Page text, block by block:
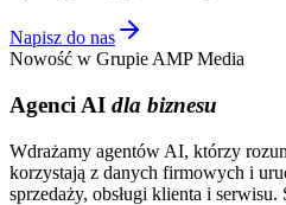
Napisz do nas
Nowość w Grupie AMP Media
Agenci AI dla biznesu
Wdrażamy agentów AI, którzy
korzystają z danych firmowych i
sprzedaży, obsługi klienta i